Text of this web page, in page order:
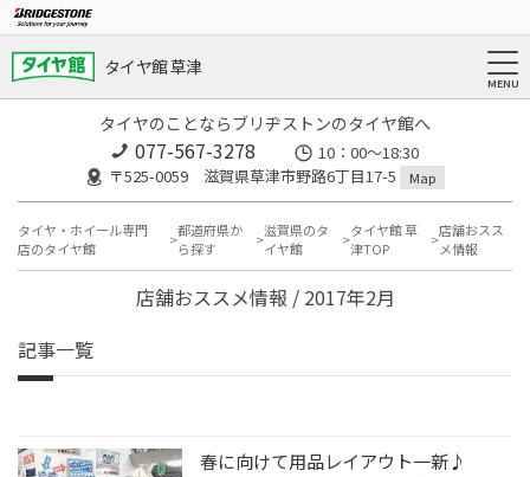
タイヤ館 草津
タイヤのことならブリヂストンのタイヤ館へ
077-567-3278
10：00～18:30
〒525-0059 滋賀県草津市野路6丁目17-5
Map
タイヤ・ホイール専門
店のタイヤ館
都道府県か
ら探す
滋賀県のタ
イヤ館
タイヤ館 草
津TOP
店舗おスス
メ情報
店舗おススメ情報 / 2017年2月
記事一覧
春に向けて用品レイアウト一新♪